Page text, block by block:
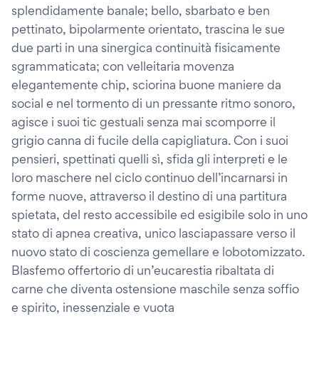
splendidamente banale; bello, sbarbato e ben
pettinato, bipolarmente orientato, trascina le sue
due parti in una sinergica continuità fisicamente
sgrammaticata; con velleitaria movenza
elegantemente chip, sciorina buone maniere da
social e nel tormento di un pressante ritmo sonoro,
agisce i suoi tic gestuali senza mai scomporre il
grigio canna di fucile della capigliatura. Con i suoi
pensieri, spettinati quelli sì, sfida gli interpreti e le
loro maschere nel ciclo continuo dell’incarnarsi in
forme nuove, attraverso il destino di una partitura
spietata, del resto accessibile ed esigibile solo in uno
stato di apnea creativa, unico lasciapassare verso il
nuovo stato di coscienza gemellare e lobotomizzato.
Blasfemo offertorio di un’eucarestia ribaltata di
carne che diventa ostensione maschile senza soffio
e spirito, inessenziale e vuota